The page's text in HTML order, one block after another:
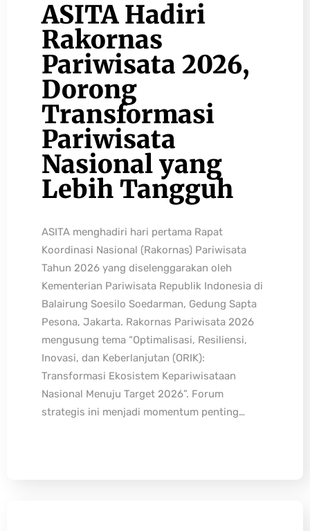
ASITA Hadiri
Rakornas
Pariwisata 2026,
Dorong
Transformasi
Pariwisata
Nasional yang
Lebih Tangguh
ASITA menghadiri hari pertama Rapat
Koordinasi Nasional (Rakornas) Pariwisata
Tahun 2026 yang diselenggarakan oleh
Kementerian Pariwisata Republik Indonesia di
Balairung Soesilo Soedarman, Gedung Sapta
Pesona, Jakarta. Rakornas Pariwisata 2026
mengusung tema “Optimalisasi, Resiliensi,
Inovasi, dan Keberlanjutan (ORIK):
Transformasi Ekosistem Kepariwisataan
Nasional Menuju Target 2026”. Forum
strategis ini menjadi momentum penting…